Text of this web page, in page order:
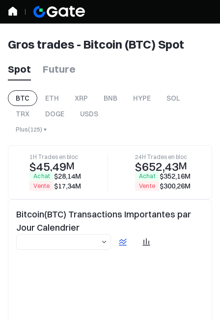
Gros trades - Bitcoin (BTC) Spot
Spot Future
BTC ETH XRP BNB HYPE
SOL
TRX
DOGE USDS
Plus(125)
1H Trades en bloc
$45,49M
Achat $28,14M
Vente $17,34M
24H Trades en bloc
$652,43M
Achat $352,16M
Vente $300,26M
Bitcoin(BTC) Transactions Importantes par
Jour Calendrier